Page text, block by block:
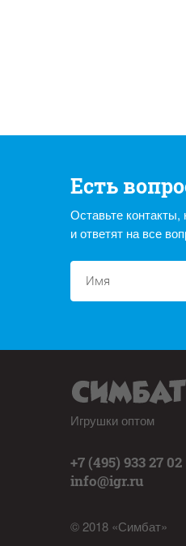
Есть
Оставьте
и ответят на все
Игрушки оптом
+7 (495) 933 27 02
info@igr.ru
© 2018 «Симбат»